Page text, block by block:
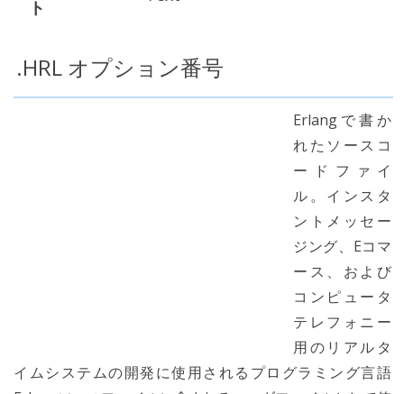
ト
.HRL オプション番号
Erlangで書か
れたソースコ
ードファイ
ル。インスタ
ントメッセー
ジング、Eコマ
ース、および
コンピュータ
テレフォニー
用のリアルタ
イムシステムの開発に使用されるプログラミング言語